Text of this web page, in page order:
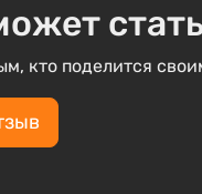
кто поделится